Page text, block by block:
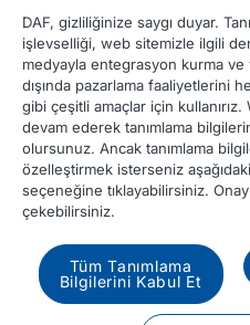
© 2026 DAF Yasal
Genel koşullar
DAF, gizliliğinize saygı duyar.
işlevselliği, web sitemizle ilgili
medyayla entegrasyon kurma
dışında pazarlama faaliyetlerini
gibi çeşitli amaçlar için
devam ederek tanımlama
olursunuz. Ancak tanımlama
özelleştirmek isterseniz
seçeneğine tıklayabilirsiniz.
çekebilirsiniz.
Tüm Tanımlama
Bilgilerini Kabul Et